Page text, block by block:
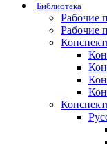
Библиотека
Рабочие
Рабочие